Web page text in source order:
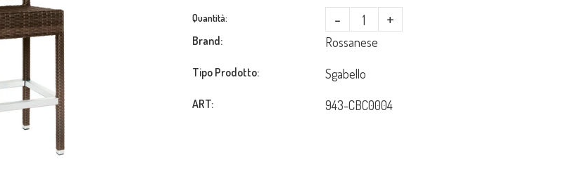
Quantità: - +
Brand: Rossanese
Tipo Prodotto: Sgabello
ART: 943-CBC0004